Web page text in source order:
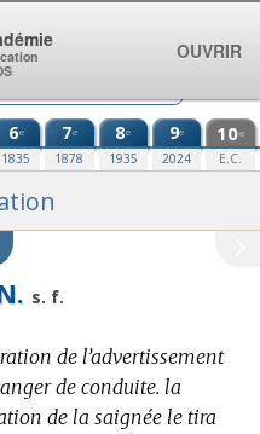
6e
1835
7e
1878
8e
1935
9e
2024
10e
E.C.
s. f.
de l’advertissement
de conduite. la
de la saignée le tira
OUVRIR